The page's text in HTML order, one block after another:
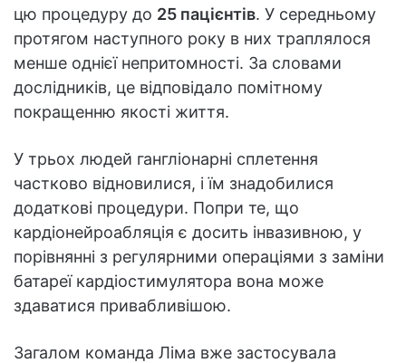
цю процедуру до 25 пацієнтів. У середньому
протягом наступного року в них траплялося
менше однієї непритомності. За словами
дослідників, це відповідало помітному
покращенню якості життя.
У трьох людей гангліонарні сплетення
частково відновилися, і їм знадобилися
додаткові процедури. Попри те, що
кардіонейроабляція є досить інвазивною, у
порівнянні з регулярними операціями з заміни
батареї кардіостимулятора вона може
здаватися привабливішою.
Загалом команда Ліма вже застосувала